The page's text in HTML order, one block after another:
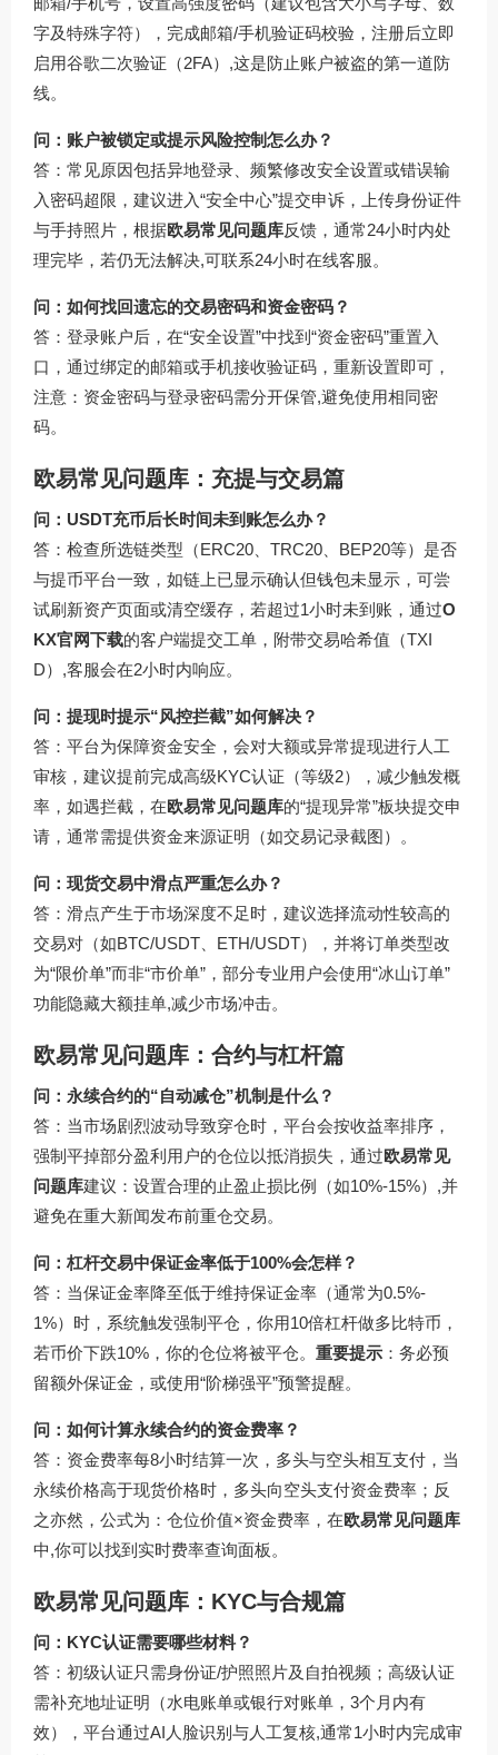
字及特殊字符），完成邮箱/手机验证码校验，注册后立即
启用谷歌二次验证（2FA）,这是防止账户被盗的第一道防
线。
问：账户被锁定或提示风险控制怎么办？
答：常见原因包括异地登录、频繁修改安全设置或错误输
入密码超限，建议进入“安全中心”提交申诉，上传身份证件
与手持照片，根据欧易常见问题库反馈，通常24小时内处
理完毕，若仍无法解决,可联系24小时在线客服。
问：如何找回遗忘的交易密码和资金密码？
答：登录账户后，在“安全设置”中找到“资金密码”重置入
口，通过绑定的邮箱或手机接收验证码，重新设置即可，
注意：资金密码与登录密码需分开保管,避免使用相同密
码。
欧易常见问题库：充提与交易篇
问：USDT充币后长时间未到账怎么办？
答：检查所选链类型（ERC20、TRC20、BEP20等）是否
与提币平台一致，如链上已显示确认但钱包未显示，可尝
试刷新资产页面或清空缓存，若超过1小时未到账，通过O
KX官网下载的客户端提交工单，附带交易哈希值（TXI
D）,客服会在2小时内响应。
问：提现时提示“风控拦截”如何解决？
答：平台为保障资金安全，会对大额或异常提现进行人工
审核，建议提前完成高级KYC认证（等级2），减少触发概
率，如遇拦截，在欧易常见问题库的“提现异常”板块提交申
请，通常需提供资金来源证明（如交易记录截图）。
问：现货交易中滑点严重怎么办？
答：滑点产生于市场深度不足时，建议选择流动性较高的
交易对（如BTC/USDT、ETH/USDT），并将订单类型改
为“限价单”而非“市价单”，部分专业用户会使用“冰山订单”
功能隐藏大额挂单,减少市场冲击。
欧易常见问题库：合约与杠杆篇
问：永续合约的“自动减仓”机制是什么？
答：当市场剧烈波动导致穿仓时，平台会按收益率排序，
强制平掉部分盈利用户的仓位以抵消损失，通过欧易常见
问题库建议：设置合理的止盈止损比例（如10%-15%）,并
避免在重大新闻发布前重仓交易。
问：杠杆交易中保证金率低于100%会怎样？
答：当保证金率降至低于维持保证金率（通常为0.5%-
1%）时，系统触发强制平仓，你用10倍杠杆做多比特币，
若币价下跌10%，你的仓位将被平仓。 重要提示 ：务必预
留额外保证金，或使用“阶梯强平”预警提醒。
问：如何计算永续合约的资金费率？
答：资金费率每8小时结算一次，多头与空头相互支付，当
永续价格高于现货价格时，多头向空头支付资金费率；反
之亦然，公式为：仓位价值×资金费率，在欧易常见问题库
中,你可以找到实时费率查询面板。
欧易常见问题库：KYC与合规篇
问：KYC认证需要哪些材料？
答：初级认证只需身份证/护照照片及自拍视频；高级认证
需补充地址证明（水电账单或银行对账单，3个月内有
效），平台通过AI人脸识别与人工复核,通常1小时内完成审